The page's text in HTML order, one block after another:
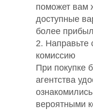
поможет вам
доступные
более
2. Направьте
комиссию
При покупке
агентства
вероятными